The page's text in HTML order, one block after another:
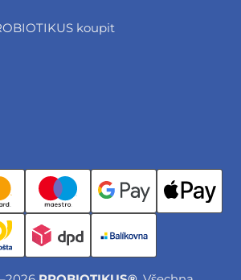
koupit